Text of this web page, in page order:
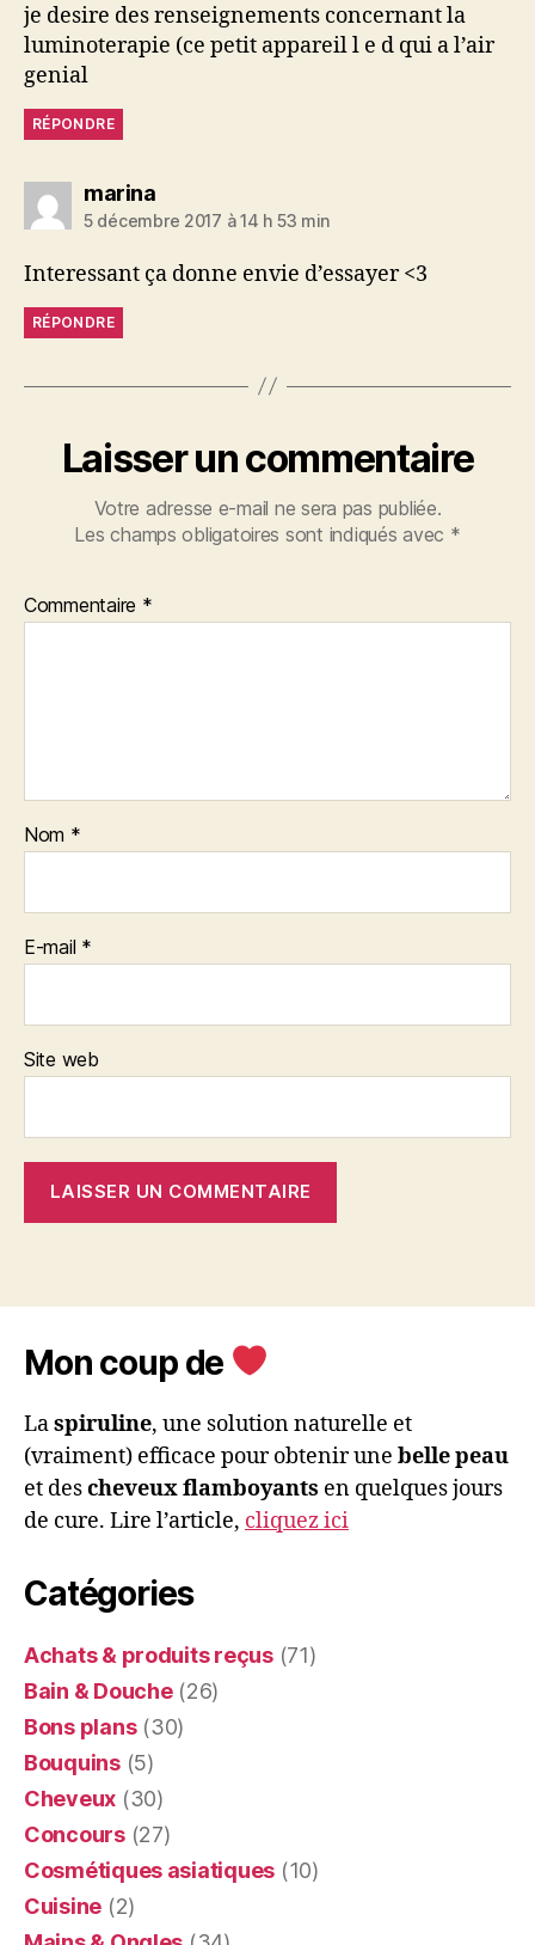
je desire des renseignements concernant la
luminoterapie (ce petit appareil l e d qui a l’air
genial
RÉPONDRE
marinadit :
5 décembre 2017 à 14 h 53 min
Interessant ça donne envie d’essayer <3
RÉPONDRE
Laisser un commentaire
Votre adresse e-mail ne sera pas publiée.
Les champs obligatoires sont indiqués avec *
Commentaire *
Nom *
E-mail *
Site web
Mon coup de
Laspiruline, une solution naturelle et
(vraiment) efficace pour obtenir une belle peau
et descheveux flamboyants en quelques jours
de cure. Lire l’article, cliquez ici
Catégories
Achats & produits reçus(71)
Bain & Douche(26)
Bons plans(30)
Bouquins(5)
Cheveux (30)
Concours(27)
Cosmétiques asiatiques (10)
Cuisine (2)